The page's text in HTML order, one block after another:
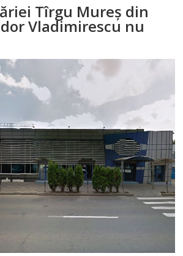
Tîrgu Mureş din
Vladimirescu nu